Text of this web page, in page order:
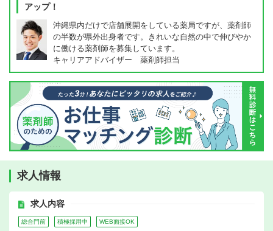
アップ！
沖縄県内だけで店舗展開をしている薬局ですが、薬剤師
の半数が県外出身者です。きれいな自然の中で伸びやか
に働ける薬剤師を募集しています。
キャリアアドバイザー 薬剤師担当
求人情報
求人内容
総合門前 積極採用中 WEB面接OK